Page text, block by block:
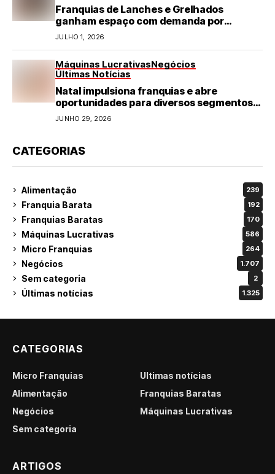
Franquias de Lanches e Grelhados
ganham espaço com demanda por
refeições rápidas e de qualidade
JULHO 1, 2026
Máquinas LucrativasNegócios
Últimas Notícias
Natal impulsiona franquias e abre
oportunidades para diversos segmentos
do varejo
JUNHO 29, 2026
CATEGORIAS
Alimentação 239
Franquia Barata 192
Franquias Baratas 170
Máquinas Lucrativas 586
Micro Franquias 264
Negócios 1.707
Sem categoria 2
Últimas notícias 1.325
CATEGORIAS
Micro Franquias
Últimas notícias
Alimentação
Franquias Baratas
Negócios
Máquinas Lucrativas
Sem categoria
ARTIGOS